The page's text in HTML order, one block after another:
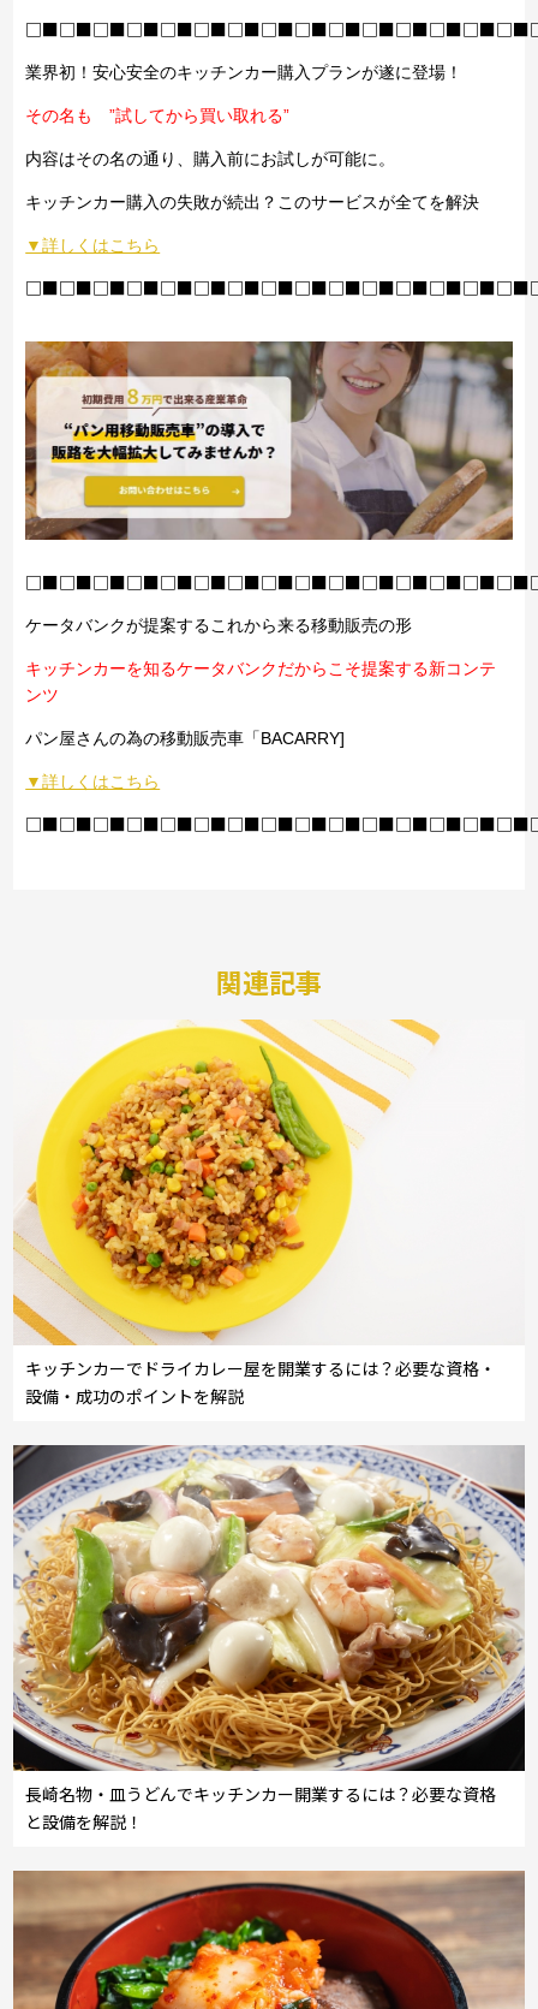
業界初！安心安全のキッチンカー購入プランが遂に登場！
その名も ”試してから買い取れる”
内容はその名の通り、購入前にお試しが可能に。
キッチンカー購入の失敗が続出？このサービスが全てを解決
▼詳しくはこちら
ケータバンクが提案するこれから来る移動販売の形
キッチンカーを知るケータバンクだからこそ提案する新コンテ
ンツ
パン屋さんの為の移動販売車「BACARRY]
▼詳しくはこちら
関連記事
キッチンカーでドライカレー屋を開業するには？必要な資格・
設備・成功のポイントを解説
長崎名物・皿うどんでキッチンカー開業するには？必要な資格
と設備を解説！